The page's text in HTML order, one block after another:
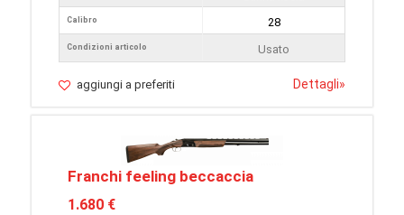
Calibro
Condizioni articolo
28
Usato
aggiungi a preferiti Dettagli»
Franchi feeling beccaccia
1.680 €